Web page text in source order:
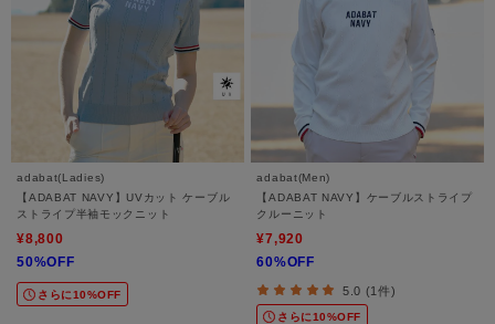
adabat(Ladies)
【ADABAT NAVY】UVカット ケーブル
ストライプ半袖モックニット
¥8,800
50%OFF
さらに10%OFF
adabat(Men)
【ADABAT NAVY】ケーブルストライプ
クルーニット
¥7,920
60%OFF
5.0 (1件)
さらに10%OFF